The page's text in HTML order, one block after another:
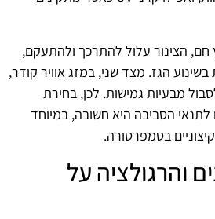
חם, הצינור עלול להתרכך ולהתעקם,
הגז. מצד שני, במזג אוויר קודר,
מבעיות גמישות. לכן, בחירת
הסביבה היא חשובה, במיוחד
בטמפרטורה.
והרגולציה על